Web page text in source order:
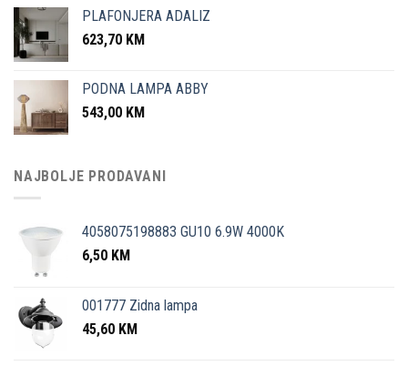
PLAFONJERA ADALIZ
623,70 KM
PODNA LAMPA ABBY
543,00 KM
NAJBOLJE PRODAVANI
4058075198883 GU10 6.9W 4000K
6,50 KM
001777 Zidna lampa
45,60 KM